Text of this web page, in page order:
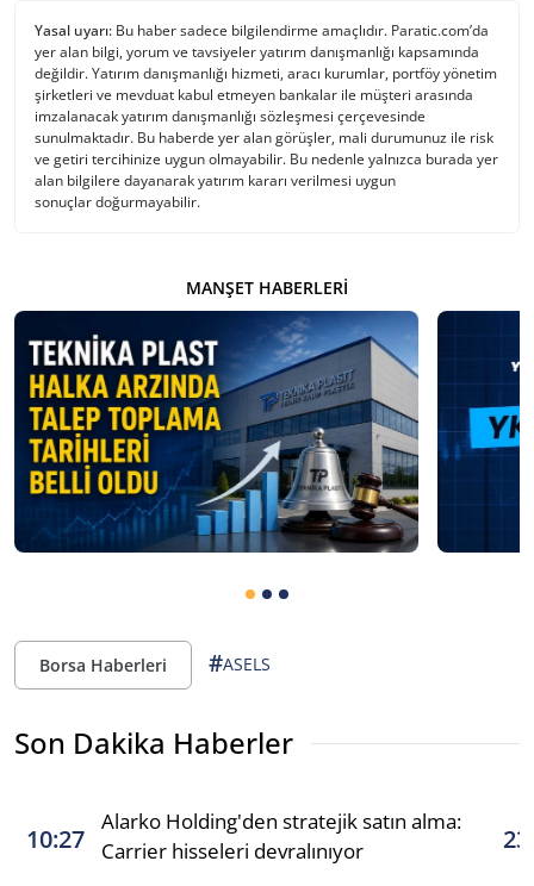
Yasal uyarı: Bu haber sadece bilgilendirme amaçlıdır. Paratic.com’da
yer alan bilgi, yorum ve tavsiyeler yatırım danışmanlığı kapsamında
değildir. Yatırım danışmanlığı hizmeti, aracı kurumlar, portföy yönetim
şirketleri ve mevduat kabul etmeyen bankalar ile müşteri arasında
imzalanacak yatırım danışmanlığı sözleşmesi çerçevesinde
sunulmaktadır. Bu haberde yer alan görüşler, mali durumunuz ile risk
ve getiri tercihinize uygun olmayabilir. Bu nedenle yalnızca burada yer
alan bilgilere dayanarak yatırım kararı verilmesi uygun
sonuçlar doğurmayabilir.
MANŞET HABERLERI
Borsa Haberleri #ASELS
Son Dakika Haberler
10:27
Alarko Holding'den stratejik satın alma:
Carrier hisseleri devralınıyor